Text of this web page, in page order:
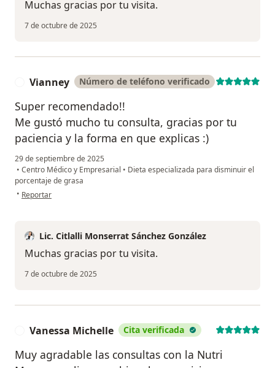
Muchas gracias por tu visita.
7 de octubre de 2025
Vianney Número de teléfono verificado
Super recomendado!!
Me gustó mucho tu consulta, gracias por tu
paciencia y la forma en que explicas :)
29 de septiembre de 2025
• Centro Médico y Empresarial • Dieta especializada para disminuir el
porcentaje de grasa
• en opinión del usuario Vianney
Reportar
Lic. Citlalli Monserrat Sánchez González
Muchas gracias por tu visita.
7 de octubre de 2025
Vanessa Michelle Cita verificada
Muy agradable las consultas con la Nutri